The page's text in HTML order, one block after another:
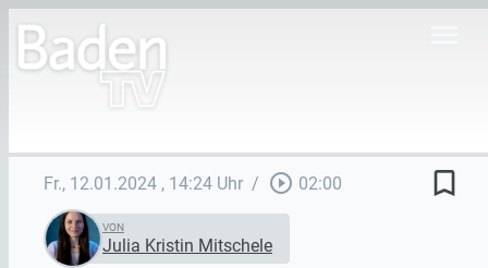
Fr., 12.01.2024 , 14:24 Uhr / play_circle_outline 02:00 bookmark_border
VON
Julia Kristin Mitschele